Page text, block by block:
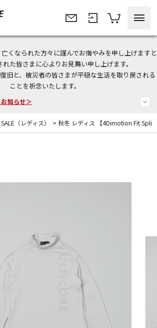
くなられた方々に謹んでお悔やみを申し上げますと
れた皆さまに心よりお見舞い申し上げます。
旧と、被災者の皆さまが平穏な生活を取り戻される
ことを祈念いたします。
・発送・お問い合わせ＞
1,000円OFFクーポンプレゼント！
知らせ＞
SALE（レディス） > 秋冬 レディス 【4Dimotion Fit Split